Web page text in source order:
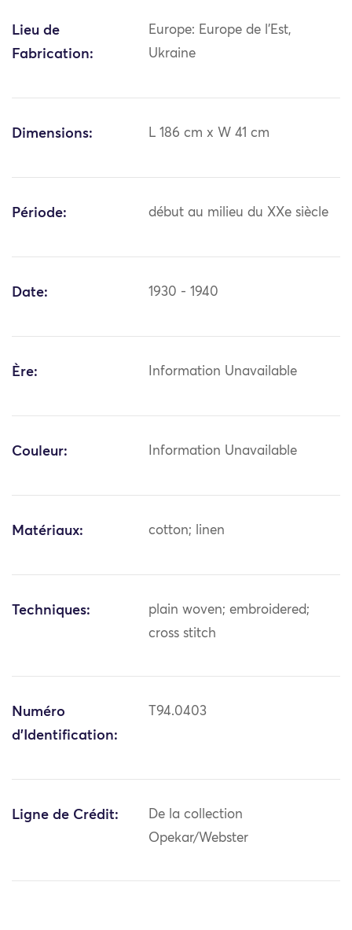
Lieu de
Fabrication:
Europe: Europe de l'Est,
Ukraine
Dimensions: L 186 cm x W 41 cm
Période: début au milieu du XXe siècle
Date: 1930 - 1940
Ère: Information Unavailable
Couleur: Information Unavailable
Matériaux: cotton; linen
Techniques:
plain woven; embroidered;
cross stitch
Numéro
d'Identification:
T94.0403
Ligne de Crédit:
De la collection
Opekar/Webster